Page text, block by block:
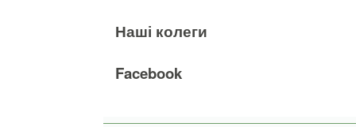
Наші колеги
Facebook